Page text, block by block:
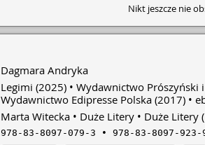
Nikt jeszcze nie
Dagmara Andryka
Legimi (2025)
Wydawnictwo Prószyński i
Wydawnictwo Edipresse Polska (2017)
Marta Witecka Duże Litery Duże Litery
978-83-8097-079-3 978-83-8097-923-